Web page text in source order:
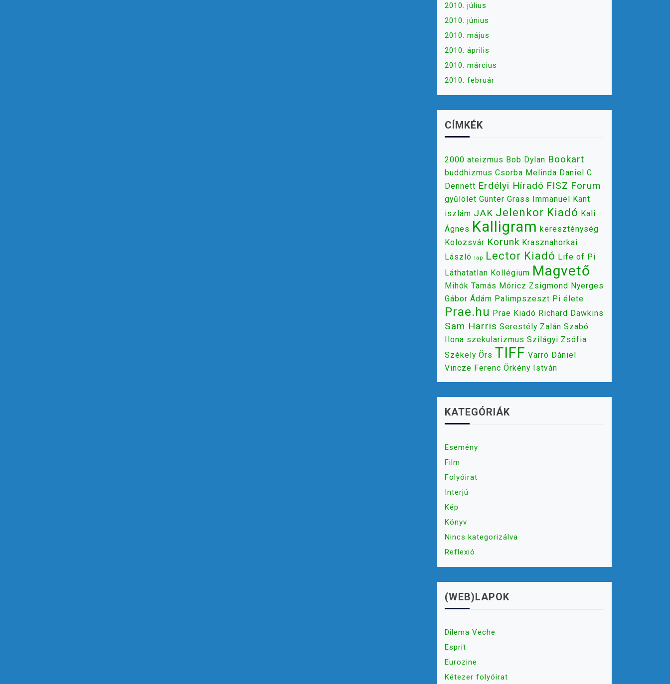
2010. július
2010. június
2010. május
2010. április
2010. március
2010. február
CÍMKÉK
2000 ateizmus Bob Dylan Bookart
buddhizmus Csorba Melinda Daniel C.
Dennett Erdélyi Híradó FISZ Forum
gyűlölet Günter Grass Immanuel Kant
iszlám JAK Jelenkor Kiadó Kali
Ágnes Kalligram kereszténység
Kolozsvár Korunk Krasznahorkai
László lap Lector Kiadó Life of Pi
Láthatatlan Kollégium Magvető
Mihók Tamás Móricz Zsigmond Nyerges
Gábor Ádám Palimpszeszt Pi élete
Prae.hu Prae Kiadó Richard Dawkins
Sam Harris Serestély Zalán Szabó
Ilona szekularizmus Szilágyi Zsófia
Székely Örs TIFF Varró Dániel
Vincze Ferenc Örkény István
KATEGÓRIÁK
Esemény
Film
Folyóirat
Interjú
Kép
Könyv
Nincs kategorizálva
Reflexió
(WEB)LAPOK
Dilema Veche
Esprit
Eurozine
Kétezer folyóirat